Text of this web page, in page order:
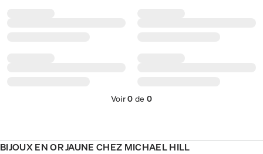
Voir0 de 0
BIJOUX EN OR JAUNE CHEZ MICHAEL HILL